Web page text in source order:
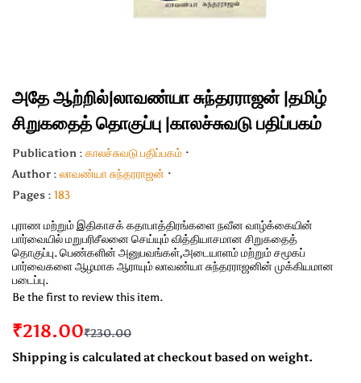
அதே ஆற்றில்|லாவண்யா சுந்தரராஜன் |தமிழ்
சிறுகதைத் தொகுப்பு |காலச்சுவடு பதிப்பகம்
Publication : காலச்சுவடு பதிப்பகம்
Author : லாவண்யா சுந்தரராஜன்
Pages : 183
புராண மற்றும் இதிகாசக் கதாபாத்திரங்களை நவீன வாழ்க்கையின்
பார்வையில் மறுபரிசீலனை செய்யும் வித்தியாசமான சிறுகதைத்
தொகுப்பு. பெண்களின் அனுபவங்கள்,அடையாளம் மற்றும் சமூகப்
பார்வைகளை ஆழமாக ஆராயும் லாவண்யா சுந்தரராஜனின் முக்கியமான
படைப்பு.
Be the first to review this item.
₹218.00₹230.00
Shipping is calculated at checkout based on weight.